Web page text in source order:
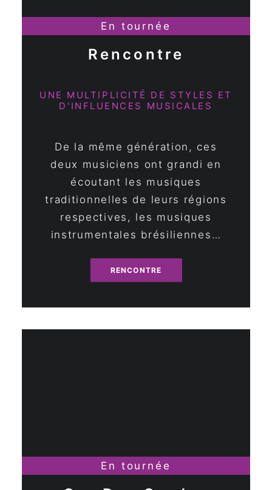
En tournée
Rencontre
UNE MULTIPLICITÉ DE STYLES ET
D'INFLUENCES MUSICALES
De la même génération, ces
deux musiciens ont grandi en
écoutant les musiques
traditionnelles de leurs régions
respectives, les musiques
instrumentales brésiliennes…
RENCONTRE
En tournée